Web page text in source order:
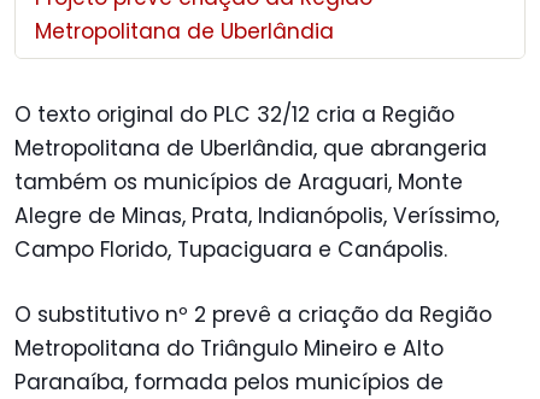
Metropolitana de Uberlândia
O texto original do PLC 32/12 cria a Região
Metropolitana de Uberlândia, que abrangeria
também os municípios de Araguari, Monte
Alegre de Minas, Prata, Indianópolis, Veríssimo,
Campo Florido, Tupaciguara e Canápolis.
O substitutivo nº 2 prevê a criação da Região
Metropolitana do Triângulo Mineiro e Alto
Paranaíba, formada pelos municípios de